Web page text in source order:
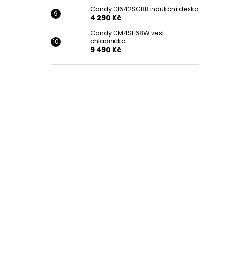
Candy CI642SCBB indukční deska
4 290 Kč
Candy CM4SE68W vest.
chladnička
9 490 Kč